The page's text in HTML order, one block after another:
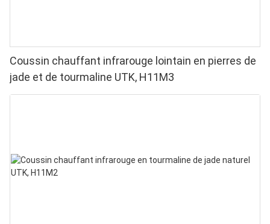
Coussin chauffant infrarouge lointain en pierres de
jade et de tourmaline UTK, H11M3